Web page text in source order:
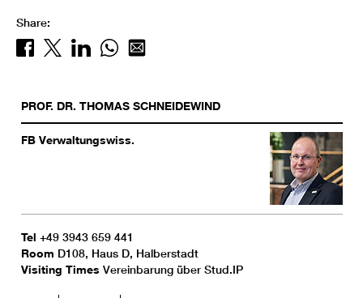
Share:
PROF. DR. THOMAS SCHNEIDEWIND
FB Verwaltungswiss.
Tel +49 3943 659 441
Room D108, Haus D, Halberstadt
Visiting Times Vereinbarung über Stud.IP